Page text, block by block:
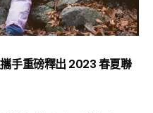
手重磅釋出 2023 春夏聯